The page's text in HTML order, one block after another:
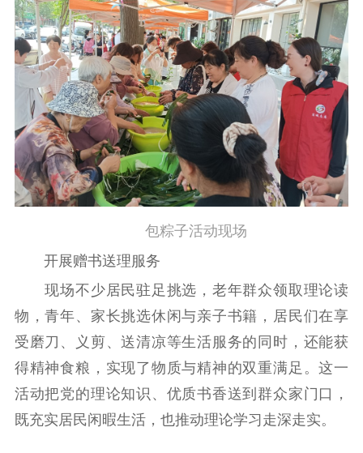
包粽子活动现场
开展赠书送理服务
现场不少居民驻足挑选，老年群众领取理论读
物，青年、家长挑选休闲与亲子书籍，居民们在享
受磨刀、义剪、送清凉等生活服务的同时，还能获
得精神食粮，实现了物质与精神的双重满足。这一
活动把党的理论知识、优质书香送到群众家门口，
既充实居民闲暇生活，也推动理论学习走深走实。